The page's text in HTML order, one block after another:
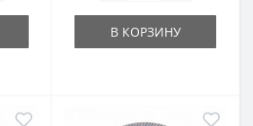
В КОРЗИНУ